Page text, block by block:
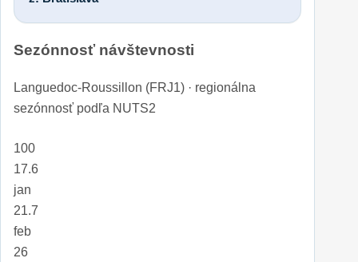
Sezónnosť návštevnosti
Languedoc-Roussillon (FRJ1) · regionálna
sezónnosť podľa NUTS2
100
17.6
jan
21.7
feb
26